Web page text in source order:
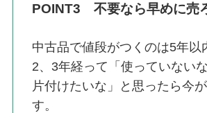
POINT3 不要なら早めに売
中古品で値段がつくのは5年以
2、3年経って「使っていない
片付けたいな」と思ったら今
す。